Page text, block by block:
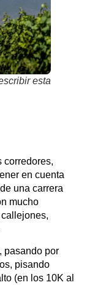
esta
corredores,
en cuenta
una carrera
mucho
pasando por
pisando
(en los 10K al